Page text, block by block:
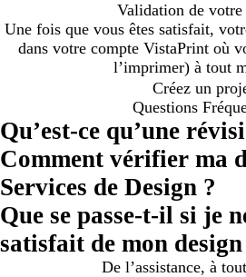
Validation de votre
Une fois que vous êtes satisfait,
dans votre compte VistaPrint où
l’imprimer) à tout
Créez un
Questions
Qu’est-ce qu’une
Comment vérifier ma
Services de Design ?
Que se passe-t-il si je
satisfait de mon design
De l’assistance, à